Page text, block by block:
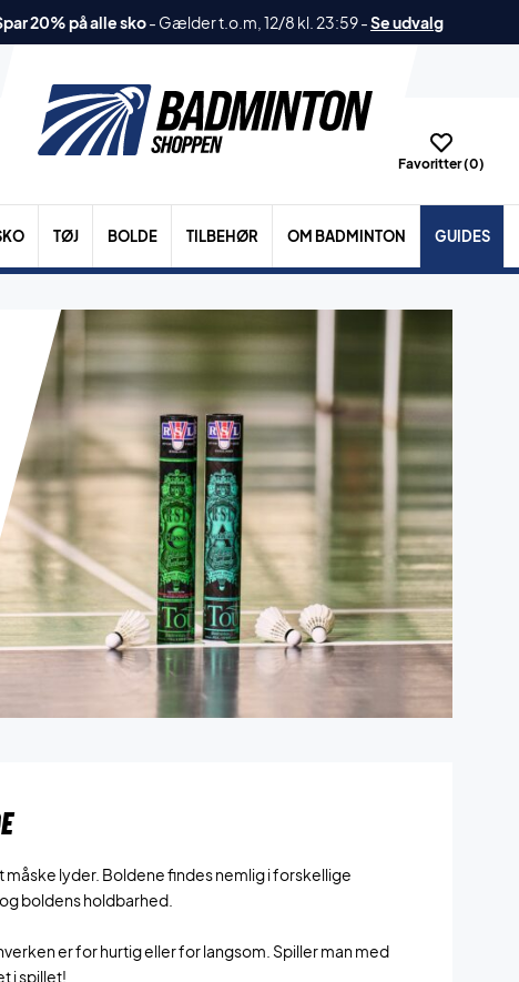
20% på alle sko- Gælder t.o.m, 12/8 kl. 23:59-Se udvalg
Favoritter (0)
TØJ BOLDE TILBEHØR OM BADMINTON GUIDES
lyder. Boldene findes nemlig i forskellige
boldens holdbarhed.
er for hurtig eller for langsom. Spiller man med
i spillet!